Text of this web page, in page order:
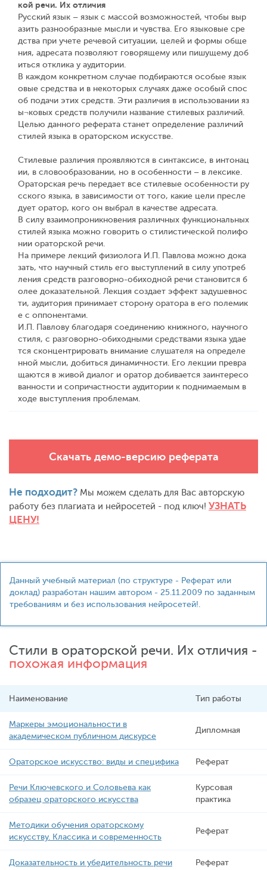
кой речи. Их отличия
Русский язык – язык с массой возможностей, чтобы выр
азить разнообразные мысли и чувства. Его языковые сре
дства при учете речевой ситуации, целей и формы обще
ния, адресата позволяют говорящему или пишущему доб
иться отклика у аудитории.
В каждом конкретном случае подбираются особые язык
овые средства и в некоторых случаях даже особый спос
об подачи этих средств. Эти различия в использовании яз
ы¬ковых средств получили название стилевых различий.
Целью данного реферата станет определение различий
стилей языка в ораторском искусстве.
Стилевые различия проявляются в синтаксисе, в интонац
ии, в словообразовании, но в особенности – в лексике.
Ораторская речь передает все стилевые особенности ру
сского языка, в зависимости от того, какие цели пресле
дует оратор, кого он выбрал в качестве адресата.
В силу взаимопроникновения различных функциональных
стилей языка можно говорить о стилистической полифо
нии ораторской речи.
На примере лекций физиолога И.П. Павлова можно дока
зать, что научный стиль его выступлений в силу употреб
ления средств разговорно-обиходной речи становится б
олее доказательной. Лекция создает эффект задушевнос
ти, аудитория принимает сторону оратора в его полемик
е с оппонентами.
И.П. Павлову благодаря соединению книжного, научного
стиля, с разговорно-обиходными средствами языка удае
тся сконцентрировать внимание слушателя на определе
нной мысли, добиться динамичности. Его лекции превра
щаются в живой диалог и оратор добивается заинтересо
ванности и сопричастности аудитории к поднимаемым в
ходе выступления проблемам.
Скачать демо-версию реферата
Не подходит? Мы можем сделать для Вас авторскую
работу без плагиата и нейросетей - под ключ! УЗНАТЬ
ЦЕНУ!
Данный учебный материал (по структуре - Реферат или
доклад) разработан нашим автором - 25.11.2009 по заданным
требованиям и без использования нейросетей!.
Стили в ораторской речи. Их отличия -
похожая информация
Наименование Тип работы
Маркеры эмоциональности в
академическом публичном дискурсе
Дипломная
Ораторское искусство: виды и специфика Реферат
Речи Ключевского и Соловьева как
образец ораторского искусства
Курсовая
практика
Методики обучения ораторскому
искусству. Классика и современность
Реферат
Доказательность и убедительность речи Реферат